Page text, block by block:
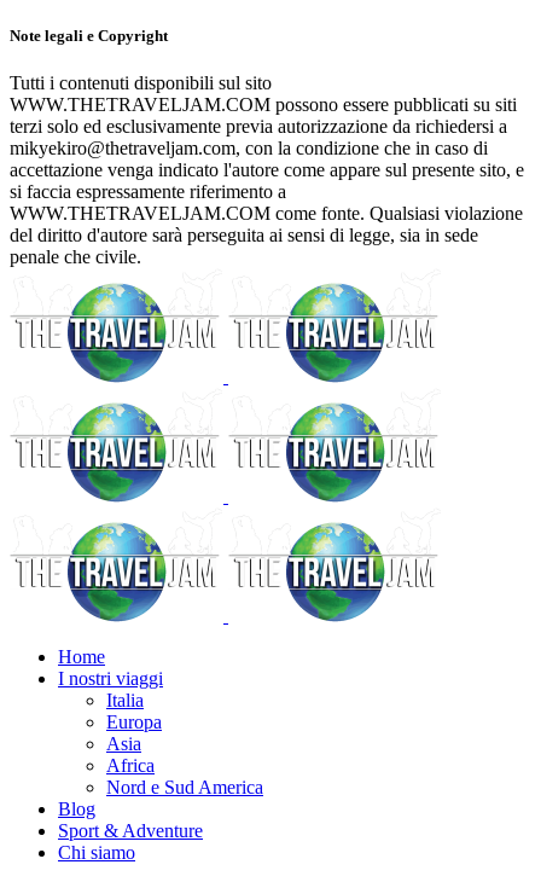
Note legali e Copyright
Tutti i contenuti disponibili sul sito
WWW.THETRAVELJAM.COM possono essere pubblicati su siti
terzi solo ed esclusivamente previa autorizzazione da richiedersi a
mikyekiro@thetraveljam.com, con la condizione che in caso di
accettazione venga indicato l'autore come appare sul presente sito, e
si faccia espressamente riferimento a
WWW.THETRAVELJAM.COM come fonte. Qualsiasi violazione
del diritto d'autore sarà perseguita ai sensi di legge, sia in sede
penale che civile.
Home
I nostri viaggi
Italia
Europa
Asia
Africa
Nord e Sud America
Blog
Sport & Adventure
Chi siamo